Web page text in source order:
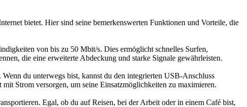
bietet. Hier sind seine bemerkenswerten Funktionen und Vorteile, die
von bis zu 50 Mbit/s. Dies ermöglicht schnelles Surfen,
die eine erweiterte Abdeckung und starke Signale gewährleisten.
du unterwegs bist, kannst du den integrierten USB-Anschluss
Strom versorgen, um seine Einsatzmöglichkeiten zu maximieren.
Egal, ob du auf Reisen, bei der Arbeit oder in einem Café bist,